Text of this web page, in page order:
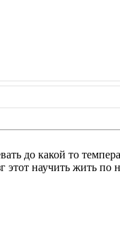
до какой то
этот научить жить по